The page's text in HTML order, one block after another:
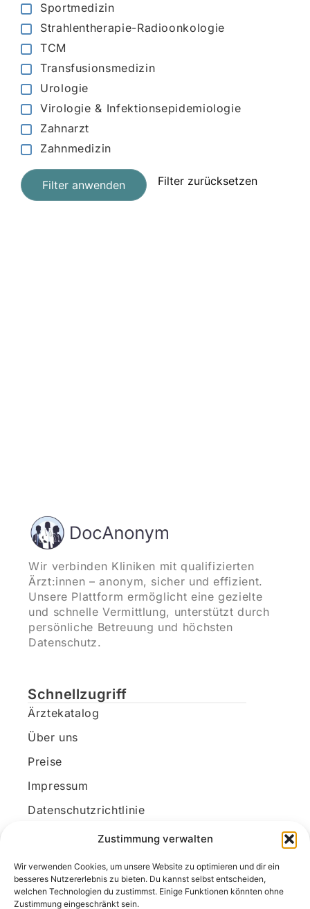
Zustimmung verwalten
Wir verwenden Cookies, um unsere Website zu optimieren und dir ein
besseres Nutzererlebnis zu bieten. Du kannst selbst entscheiden,
welchen Technologien du zustimmst. Einige Funktionen könnten ohne
Zustimmung eingeschränkt sein.
Sportmedizin
Strahlentherapie-Radioonkologie
TCM
Transfusionsmedizin
Urologie
Virologie & Infektionsepidemiologie
Zahnarzt
Zahnmedizin
Filter anwenden Filter zurücksetzen
Wir verbinden Kliniken mit qualifizierten
Ärzt:innen – anonym, sicher und effizient.
Unsere Plattform ermöglicht eine gezielte
und schnelle Vermittlung, unterstützt durch
persönliche Betreuung und höchsten
Datenschutz.
Schnellzugriff
Ärztekatalog
Über uns
Preise
Impressum
Datenschutzrichtlinie
Kundenkonto
Unsere Kontaktdaten
E-Mail: kontakt@docanonym.com